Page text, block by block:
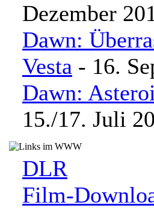
Dezember
Dawn:
Vesta - 16.
Dawn:
15./17. Juli
DLR
Film-